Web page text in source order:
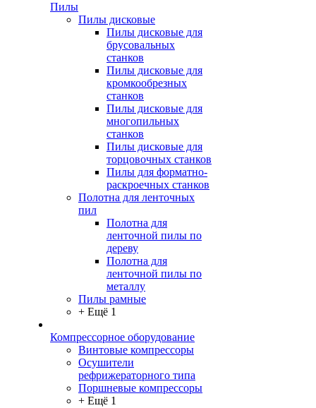
Пилы
Пилы дисковые
Пилы дисковые для
брусовальных
станков
Пилы дисковые для
кромкообрезных
станков
Пилы дисковые для
многопильных
станков
Пилы дисковые для
торцовочных станков
Пилы для форматно-
раскроечных станков
Полотна для ленточных
пил
Полотна для
ленточной пилы по
дереву
Полотна для
ленточной пилы по
металлу
Пилы рамные
+ Ещё 1
Компрессорное оборудование
Винтовые компрессоры
Осушители
рефрижераторного типа
Поршневые компрессоры
+ Ещё 1